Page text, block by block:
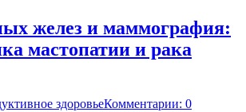
желез и маммография:
мастопатии и рака
здоровьеКомментарии: 0